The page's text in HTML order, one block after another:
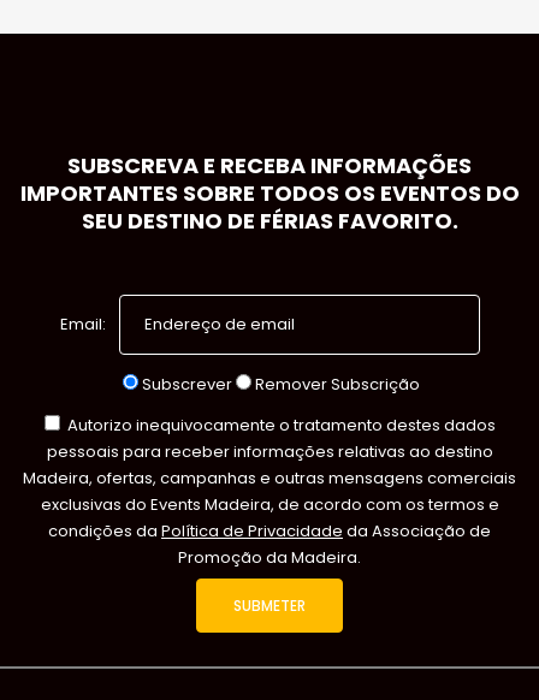
SUBSCREVA E RECEBA INFORMAÇÕES
IMPORTANTES SOBRE TODOS OS EVENTOS DO
SEU DESTINO DE FÉRIAS FAVORITO.
Email:
Subscrever
Remover Subscrição
Autorizo inequivocamente o tratamento destes dados
pessoais para receber informações relativas ao destino
Madeira, ofertas, campanhas e outras mensagens comerciais
exclusivas do Events Madeira, de acordo com os termos e
condições da Política de Privacidade da Associação de
Promoção da Madeira.